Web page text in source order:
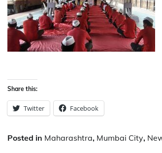
Share this:
Twitter Facebook
Posted in Maharashtra, Mumbai City,